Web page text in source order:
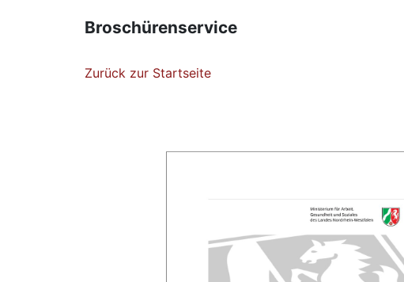
Broschürenservice
Zurück zur Startseite